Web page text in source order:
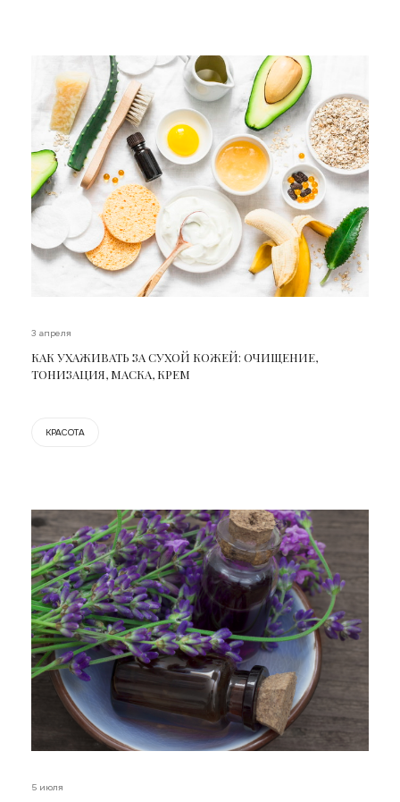
3 апреля
КАК УХАЖИВАТЬ ЗА СУХОЙ КОЖЕЙ: ОЧИЩЕНИЕ,
ТОНИЗАЦИЯ, МАСКА, КРЕМ
КРАСОТА
5 июля